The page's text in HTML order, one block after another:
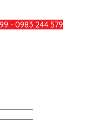
- 0983 244 579